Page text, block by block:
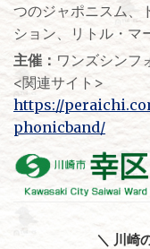
つのジャポニスム、
ション、リトル・
主催： ワンズシンフ
<関連サイト>
https://
phonicband/
＼ 川崎